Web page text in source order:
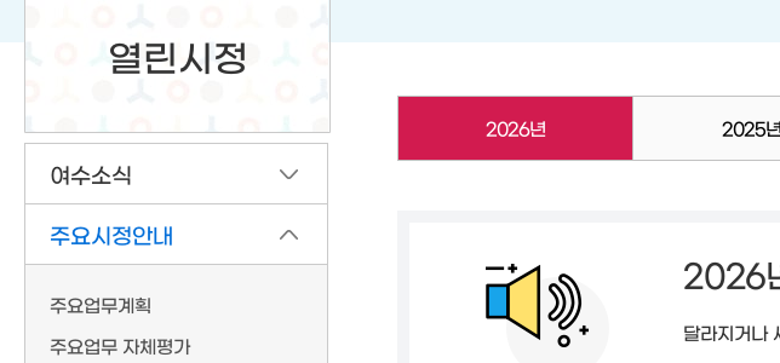
열린시정
여수소식
주요시정안내
주요업무계획
주요업무 자체평가
2026년 2025년
2026
달라지거나